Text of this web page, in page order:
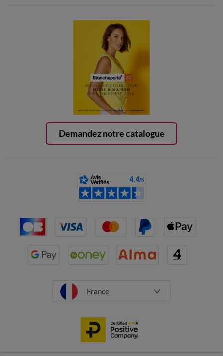
Demandez notre catalogue
France